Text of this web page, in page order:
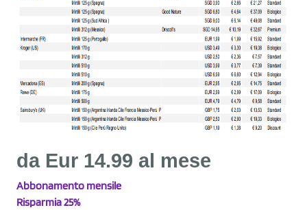
da Eur 14.99 al mese
Abbonamento mensile
Risparmia 25%